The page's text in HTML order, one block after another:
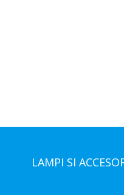
LAMPI SI